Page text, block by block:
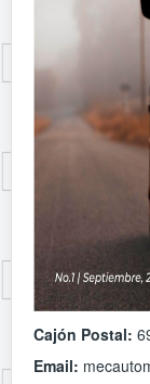
Cajón Postal:
Email: